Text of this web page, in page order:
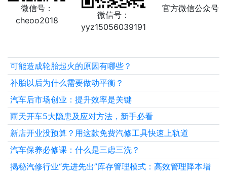
微信号：
cheoo2018
微信号：
yyz15056039191
官方微信公众号
可能造成轮胎起火的原因有哪些？
补胎以后为什么需要做动平衡？
汽车后市场创业：提升效率是关键
雨天开车5大隐患及应对方法，新手必看
新店开业没预算？用这款免费汽修工具快速上轨道
汽车保养必修课：什么是三虑三洗？
揭秘汽修行业“先进先出”库存管理模式：高效管理降本增